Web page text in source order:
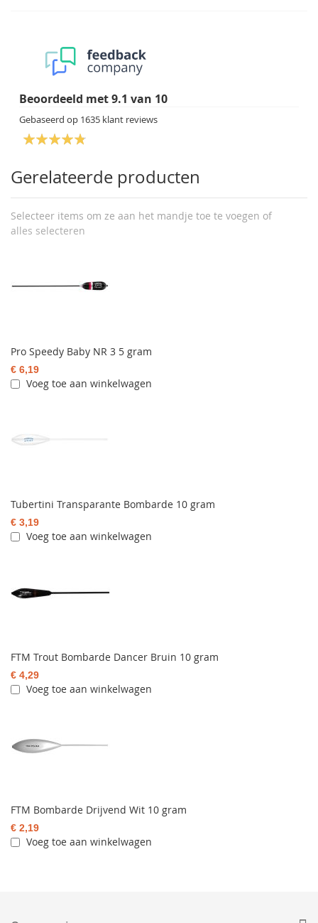
Beoordeeld met9.1 van 10
Gebaseerd op 1635 klant reviews
Gerelateerde producten
Selecteer items om ze aan het mandje toe te voegen of
alles selecteren
Pro Speedy Baby NR 3 5 gram
€ 6,19
Voeg toe aan winkelwagen
Tubertini Transparante Bombarde 10 gram
€ 3,19
Voeg toe aan winkelwagen
FTM Trout Bombarde Dancer Bruin 10 gram
€ 4,29
Voeg toe aan winkelwagen
FTM Bombarde Drijvend Wit 10 gram
€ 2,19
Voeg toe aan winkelwagen